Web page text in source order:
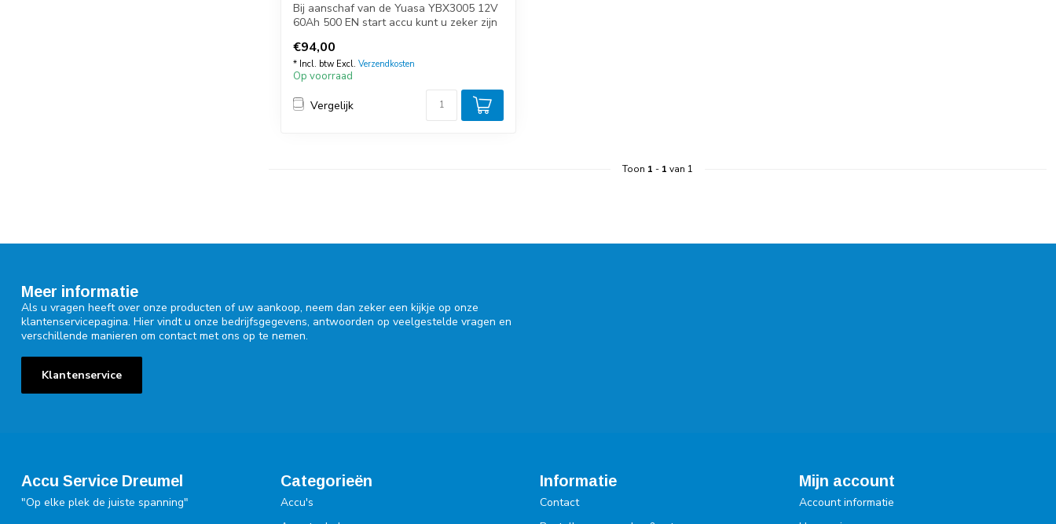
Bij aanschaf van de Yuasa YBX3005 12V
60Ah 500 EN start accu kunt u zeker zijn
€94,00
* Incl. btw Excl. Verzendkosten
Op voorraad
Vergelijk
Toon 1 - 1 van 1
Meer informatie
Als u vragen heeft over onze producten of uw aankoop, neem dan zeker een kijkje op onze
klantenservicepagina. Hier vindt u onze bedrijfsgegevens, antwoorden op veelgestelde vragen en
verschillende manieren om contact met ons op te nemen.
Klantenservice
Accu Service Dreumel
"Op elke plek de juiste spanning"
Categorieën
Accu's
Informatie
Contact
Mijn account
Account informatie